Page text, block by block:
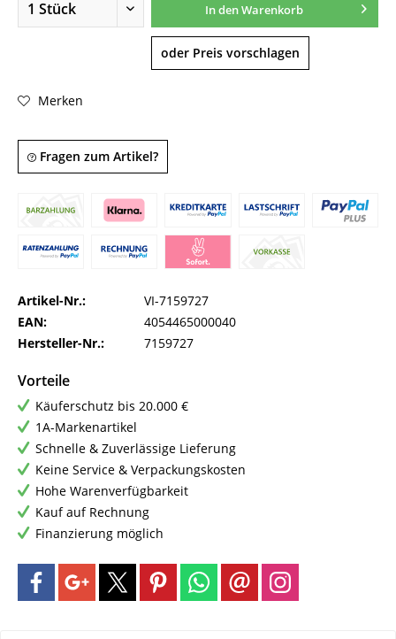
In denWarenkorb
oder Preis vorschlagen
Merken
Fragen zum Artikel?
Artikel-Nr.:
VI-7159727
EAN:
4054465000040
Hersteller-Nr.:
7159727
Vorteile
Käuferschutz bis 20.000 €
1A-Markenartikel
Schnelle & Zuverlässige Lieferung
Keine Service & Verpackungskosten
Hohe Warenverfügbarkeit
Kauf auf Rechnung
Finanzierung möglich